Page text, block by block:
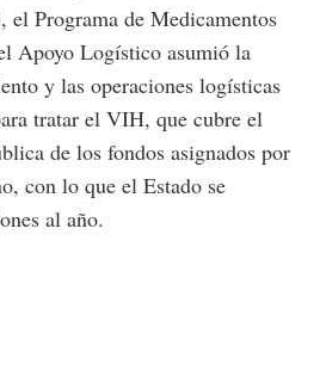
Programa de Medicamentos
Apoyo Logístico asumió la
y las operaciones logísticas
tratar el VIH, que cubre el
de los fondos asignados por
con lo que el Estado se
al año.